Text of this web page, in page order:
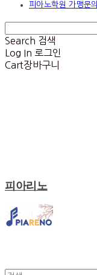
피아노학원 가맹문의
Search 검색
Log In 로그인
Cart장바구니
피아리노